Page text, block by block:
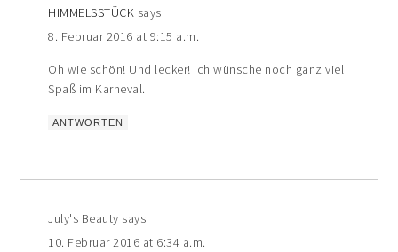
HIMMELSSTÜCK says
8. Februar 2016 at 9:15 a.m.
Oh wie schön! Und lecker! Ich wünsche noch ganz viel
Spaß im Karneval.
ANTWORTEN
July's Beauty says
10. Februar 2016 at 6:34 a.m.